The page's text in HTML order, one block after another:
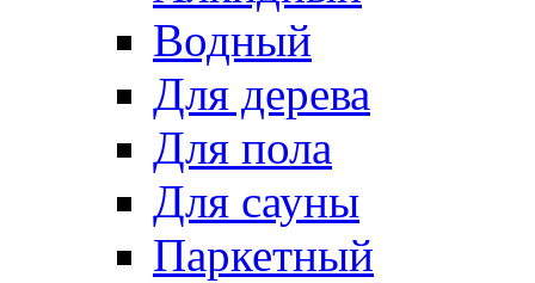
Водный
Для дерева
Для пола
Для сауны
Паркетный